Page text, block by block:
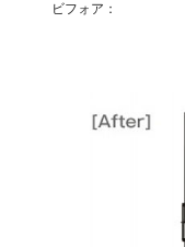
ビフォア：